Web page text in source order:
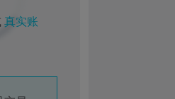
真实账